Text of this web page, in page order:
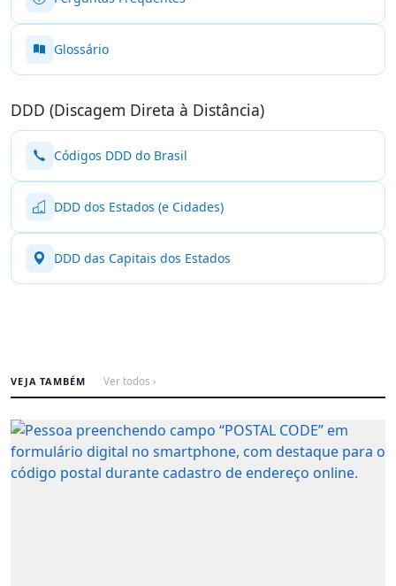
Glossário
DDD (Discagem Direta à Distância)
Códigos DDD do Brasil
DDD dos Estados (e Cidades)
DDD das Capitais dos Estados
VEJA TAMBÉM Ver todos ›